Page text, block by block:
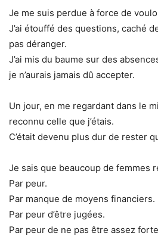
Je me suis perdue à force de
J’ai étouffé des questions, caché
pas déranger.
J’ai mis du baume sur des
je n’aurais jamais dû accepter.
Un jour, en me regardant dans le
reconnu celle que j’étais.
C’était devenu plus dur de rester
Je sais que beaucoup de femmes
Par peur.
Par manque de moyens financiers.
Par peur d’être jugées.
Par peur de ne pas être assez